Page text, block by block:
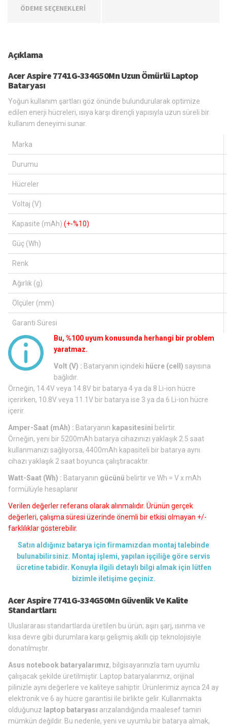
ÖDEME SEÇENEKLERİ
Açıklama
Acer Aspire 7741G-334G50Mn Uzun Ömürlü Laptop
Bataryası
Yoğun kullanım şartları göz önünde bulundurularak optimize
edilen enerji hücreleri, ısıya karşı dirençli yapısıyla uzun süreli bir
kullanım deneyimi sunar.
Marka
Durumu
Hücreler
Voltaj (V)
Kapasite (mAh) (+-%10)
Güç (Wh)
Renk
Ağırlık (g)
Ölçüler (mm)
Garanti Süresi
Bu, %100 uyum konusunda herhangi bir problem
yaratmaz.
Volt (V) : Bataryanın içindeki hücre (cell) sayısına
bağlıdır.
Örneğin, 14.4V veya 14.8V bir batarya 4 ya da 8 Li-ion hücre
içerirken, 10.8V veya 11.1V bir batarya ise 3 ya da 6 Li-ion hücre
içerir.
Amper-Saat (mAh) : Bataryanın kapasitesini belirtir.
Örneğin, yeni bir 5200mAh batarya cihazınızı yaklaşık 2.5 saat
kullanmanızı sağlıyorsa, 4400mAh kapasiteli bir batarya aynı
cihazı yaklaşık 2 saat boyunca çalıştıracaktır.
Watt-Saat (Wh) : Bataryanın gücünü belirtir ve Wh = V x mAh
formülüyle hesaplanır
Verilen değerler referans olarak alınmalıdır. Ürünün gerçek
değerleri, çalışma süresi üzerinde önemli bir etkisi olmayan +/-
farklılıklar gösterebilir.
Satın aldığınız batarya için firmamızdan montaj talebinde
bulunabilirsiniz. Montaj işlemi, yapılan işçiliğe göre servis
ücretine tabidir. Konuyla ilgili detaylı bilgi almak için lütfen
bizimle iletişime geçiniz.
Acer Aspire 7741G-334G50Mn Güvenlik Ve Kalite
Standartları:
Uluslararası standartlarda üretilen bu ürün; aşırı şarj, ısınma ve
kısa devre gibi durumlara karşı gelişmiş akıllı çip teknolojisiyle
donatılmıştır.
Asus notebook bataryalarımız, bilgisayarınızla tam uyumlu
çalışacak şekilde üretilmiştir. Laptop bataryalarımız, orijinal
pilinizle aynı değerlere ve kaliteye sahiptir. Ürünlerimiz ayrıca 24 ay
elektronik ve 6 ay hücre garantisi ile birlikte gelir. Kullanmakta
olduğunuz laptop bataryası arızalandığında maalesef tamiri
mümkün değildir. Bu nedenle, yeni ve uyumlu bir batarya almak,